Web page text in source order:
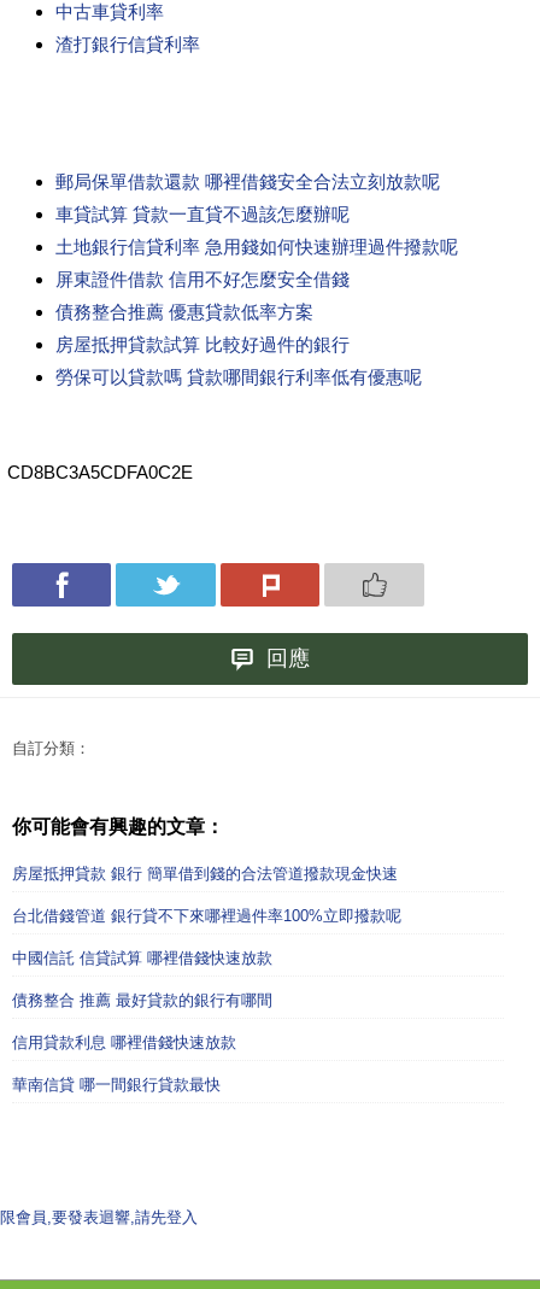
中古車貸利率
渣打銀行信貸利率
郵局保單借款還款 哪裡借錢安全合法立刻放款呢
車貸試算 貸款一直貸不過該怎麼辦呢
土地銀行信貸利率 急用錢如何快速辦理過件撥款呢
屏東證件借款 信用不好怎麼安全借錢
債務整合推薦 優惠貸款低率方案
房屋抵押貸款試算 比較好過件的銀行
勞保可以貸款嗎 貸款哪間銀行利率低有優惠呢
CD8BC3A5CDFA0C2E
回應
自訂分類：
你可能會有興趣的文章：
房屋抵押貸款 銀行 簡單借到錢的合法管道撥款現金快速
台北借錢管道 銀行貸不下來哪裡過件率100%立即撥款呢
中國信託 信貸試算 哪裡借錢快速放款
債務整合 推薦 最好貸款的銀行有哪間
信用貸款利息 哪裡借錢快速放款
華南信貸 哪一間銀行貸款最快
限會員,要發表迴響,請先登入